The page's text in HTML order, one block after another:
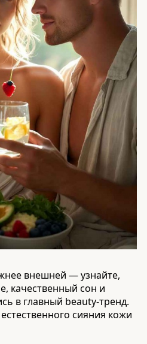
внешней — узнайте,
качественный сон и
в главный beauty-тренд.
сияния кожи